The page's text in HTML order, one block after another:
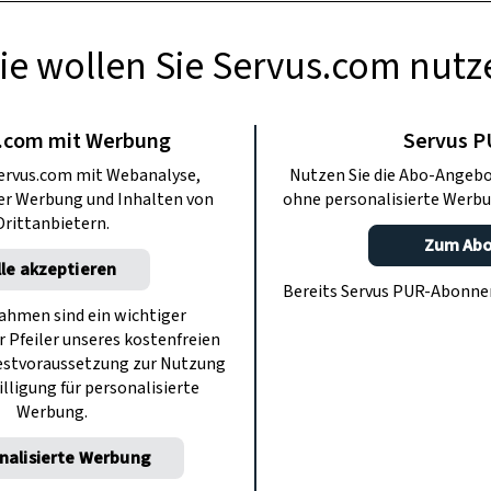
– das
Ultental
es diesmal ins Ultental in
und Abgeschiedenheit erfinderisch
Massentourismus Zufriedenheit
wollen Sie Servus.com
mit Werbung
mit Webanalyse,
Werbung und Inhalten von
akzeptieren
sind ein wichtiger
unseres kostenfreien
zur Nutzung
für personalisierte
Werbung.
Werbung
Servus
Nutzen Sie die Abo-
ohne personalisierte
Zum
Bereits Servus PUR-